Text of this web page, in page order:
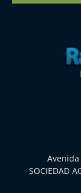
SOCIEDAD